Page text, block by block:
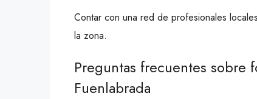
Contar con una red de profesionales
la zona.
Preguntas frecuentes sobre
Fuenlabrada